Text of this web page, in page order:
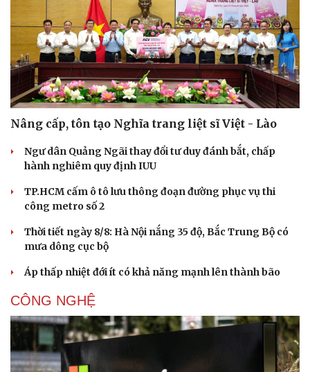
Nâng cấp, tôn tạo Nghĩa trang liệt sĩ Việt - Lào
Ngư dân Quảng Ngãi thay đổi tư duy đánh bắt, chấp
hành nghiêm quy định IUU
TP.HCM cấm ô tô lưu thông đoạn đường phục vụ thi
công metro số 2
Thời tiết ngày 8/8: Hà Nội nắng 35 độ, Bắc Trung Bộ có
mưa dông cục bộ
Áp thấp nhiệt đới ít có khả năng mạnh lên thành bão
CÔNG NGHỆ